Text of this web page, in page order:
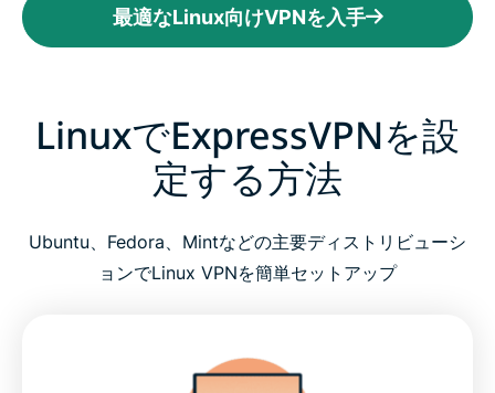
最適なLinux向けVPNを入手
LinuxでExpressVPNを設
定する方法
Ubuntu、Fedora、Mintなどの主要ディストリビューシ
ョンでLinux VPNを簡単セットアップ